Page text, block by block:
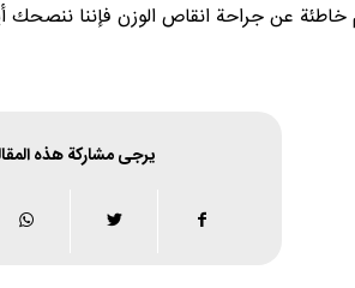
عن جراحة انقاص الوزن فإننا ننصحك
يرجى مشاركة هذه